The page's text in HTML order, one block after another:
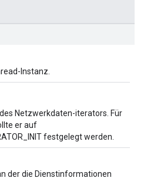
Instanz.
Netzwerkdaten-iterators. Für
er auf
festgelegt werden.
der die Dienstinformationen